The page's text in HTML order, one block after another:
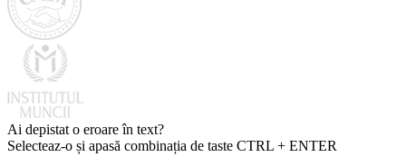
Ai depistat o eroare în text?
Selecteaz-o și apasă combinația de taste CTRL + ENTER